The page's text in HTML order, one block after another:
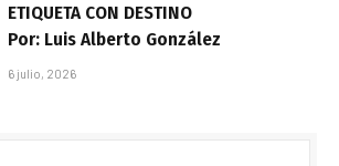
ETIQUETA CON DESTINO
Por: Luis Alberto González
6 julio, 2026